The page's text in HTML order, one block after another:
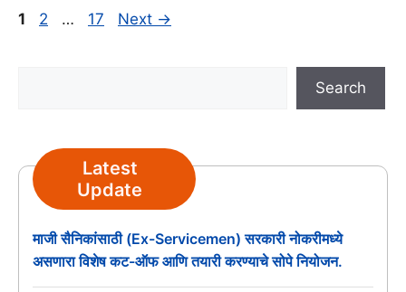
Page
1 Page
2 … Page
17 Next →
Search
Latest
Update
माजी सैनिकांसाठी (Ex-Servicemen) सरकारी नोकरीमध्ये
असणारा विशेष कट-ऑफ आणि तयारी करण्याचे सोपे नियोजन.